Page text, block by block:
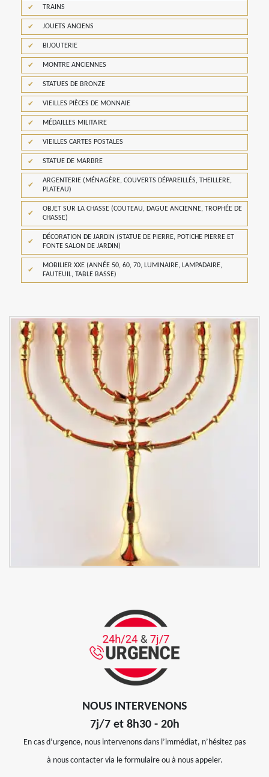
TRAINS
JOUETS ANCIENS
BIJOUTERIE
MONTRE ANCIENNES
STATUES DE BRONZE
VIEILLES PIÈCES DE MONNAIE
MÉDAILLES MILITAIRE
VIEILLES CARTES POSTALES
STATUE DE MARBRE
ARGENTERIE (MÉNAGÈRE, COUVERTS DÉPAREILLÉS, THEILLERE,
PLATEAU)
OBJET SUR LA CHASSE (COUTEAU, DAGUE ANCIENNE, TROPHÉE DE
CHASSE)
DÉCORATION DE JARDIN (STATUE DE PIERRE, POTICHE PIERRE ET
FONTE SALON DE JARDIN)
MOBILIER XXE (ANNÉE 50, 60, 70, LUMINAIRE, LAMPADAIRE,
FAUTEUIL, TABLE BASSE)
NOUS INTERVENONS
7j/7 et 8h30 - 20h
En cas d’urgence, nous intervenons dans l’immédiat, n’hésitez pas
à nous contacter via le formulaire ou à nous appeler.